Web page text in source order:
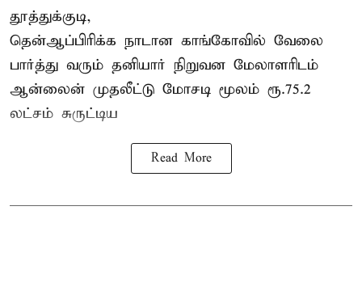
தூத்துக்குடி,
தென்ஆப்பிரிக்க நாடான காங்கோவில் வேலை
பார்த்து வரும் தனியார் நிறுவன மேலாளரிடம்
ஆன்லைன் முதலீட்டு மோசடி மூலம் ரூ.75.2
லட்சம் சுருட்டிய
Read More